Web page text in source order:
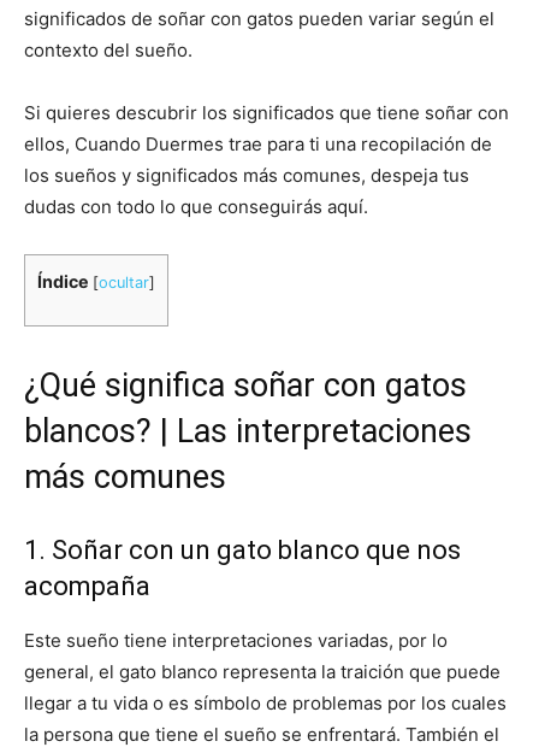
significados de soñar con gatos pueden variar según el
contexto del sueño.
Si quieres descubrir los significados que tiene soñar con
ellos, Cuando Duermes trae para ti una recopilación de
los sueños y significados más comunes, despeja tus
dudas con todo lo que conseguirás aquí.
Índice [ocultar]
¿Qué significa soñar con gatos
blancos? | Las interpretaciones
más comunes
1. Soñar con un gato blanco que nos
acompaña
Este sueño tiene interpretaciones variadas, por lo
general, el gato blanco representa la traición que puede
llegar a tu vida o es símbolo de problemas por los cuales
la persona que tiene el sueño se enfrentará. También el